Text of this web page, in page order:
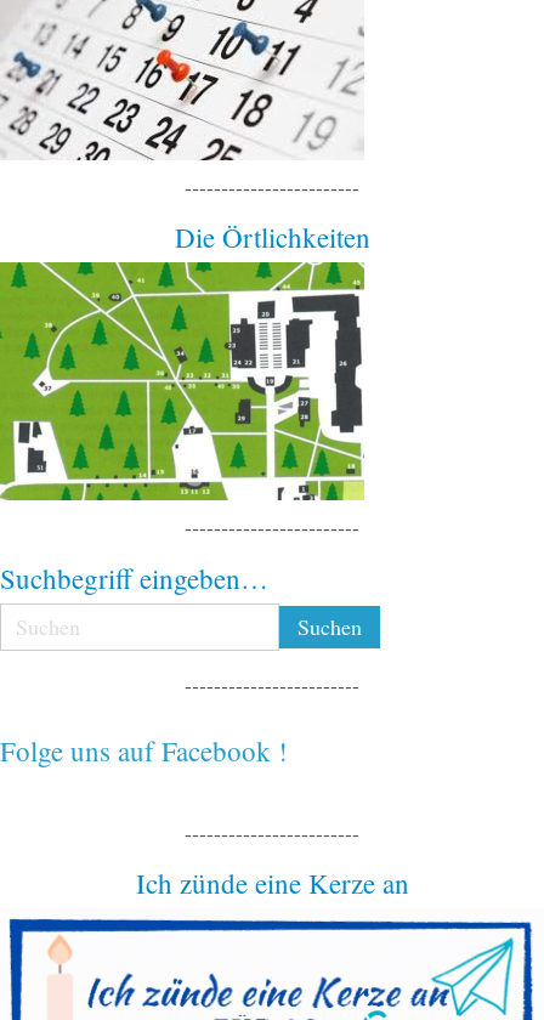
------------------------
Die Örtlichkeiten
------------------------
Suchbegriff eingeben…
------------------------
Folge uns auf Facebook !
------------------------
Ich zünde eine Kerze an